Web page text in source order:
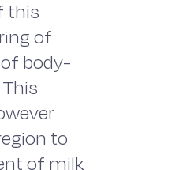
this
of
body-
to
of milk